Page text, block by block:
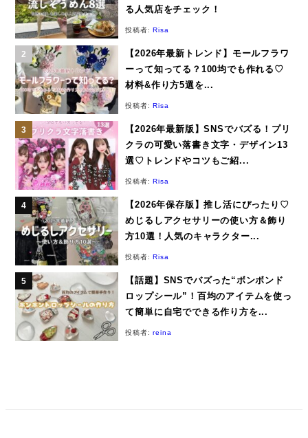
る人気店をチェック！
投稿者:Risa
【2026年最新トレンド】モールフラワ
ーって知ってる？100均でも作れる♡
材料&作り方5選を...
投稿者:Risa
【2026年最新版】SNSでバズる！プリ
クラの可愛い落書き文字・デザイン13
選♡トレンドやコツもご紹...
投稿者:Risa
【2026年保存版】推し活にぴったり♡
めじるしアクセサリーの使い方＆飾り
方10選！人気のキャラクター...
投稿者:Risa
【話題】SNSでバズった“ボンボンド
ロップシール”！百均のアイテムを使っ
て簡単に自宅でできる作り方を...
投稿者:reina